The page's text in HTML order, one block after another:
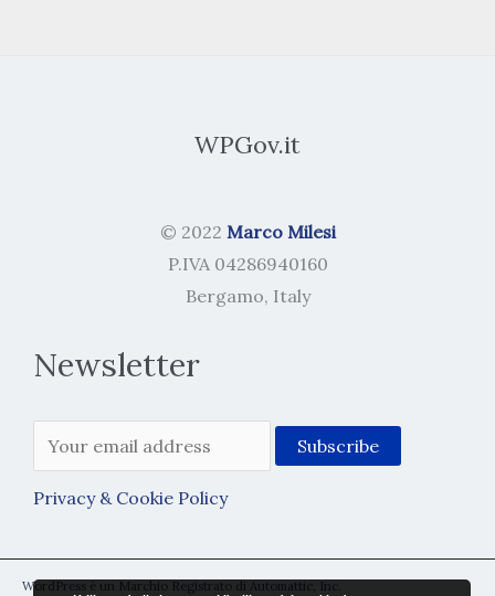
WPGov.it
© 2022 Marco Milesi
P.IVA 04286940160
Bergamo, Italy
Newsletter
Privacy & Cookie Policy
WordPress è un Marchio Registrato di Automattic, Inc.